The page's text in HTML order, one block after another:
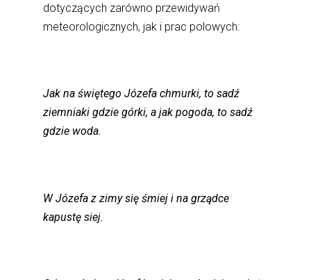
dotyczących zarówno przewidywań
meteorologicznych, jak i prac polowych:
Jak na świętego Józefa chmurki, to sadź
ziemniaki gdzie górki, a jak pogoda, to sadź
gdzie woda.
W Józefa z zimy się śmiej i na grządce
kapustę siej.